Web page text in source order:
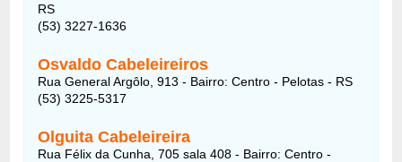
RS
(53) 3227-1636
Osvaldo Cabeleireiros
Rua General Argôlo, 913 - Bairro: Centro - Pelotas - RS
(53) 3225-5317
Olguita Cabeleireira
Rua Félix da Cunha, 705 sala 408 - Bairro: Centro -